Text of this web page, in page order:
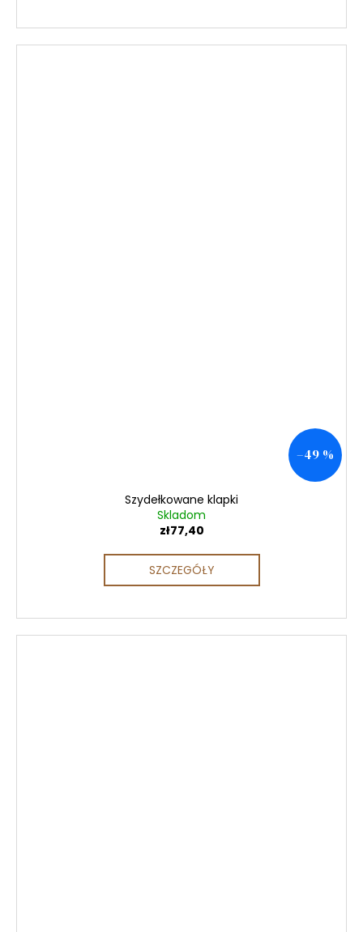
–49 %
Szydełkowane klapki
Skladom
zł77,40
SZCZEGÓŁY